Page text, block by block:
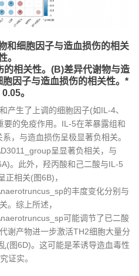
和细胞因子与造血损伤的相关
。
相关性。(B)差异代谢物与造
因子与造血损伤的相关性。*
。
产生了上调的细胞因子(如IL-4、
的免疫作用。IL-5在苯暴露组和
，与造血损伤呈极显著负相关。
呈显著负相关，与
。此外，羟丙酸和己二酸与IL-5
正相关(图6B)，
的丰度变化分别与
。综上所述，
可能调节了已二酸
谢产物进一步激活TH2细胞大量分
(图6D)。这可能是苯诱导造血毒性
证实。